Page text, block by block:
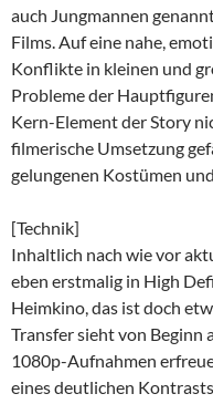
auch Jungmannen
Films. Auf eine nahe,
Konflikte in kleinen und
Probleme der
Kern-Element der Story
filmerische Umsetzung
gelungenen Kostümen
[Technik]
Inhaltlich nach wie vor
eben erstmalig in High
Heimkino, das ist doch
Transfer sieht von Beginn
1080p-Aufnahmen
eines deutlichen